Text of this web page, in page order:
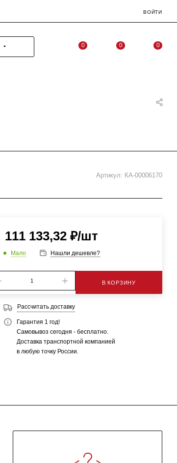
ВОЙТИ
0 0 0
Артикул: КА-00006170
111 133,32₽/шт
Мало Нашли дешевле?
В КОРЗИНУ
Рассчитать доставку
Гарантия 1 год!
Самовывоз сегодня - бесплатно.
Доставка транспортной компанией
в любую точку России.